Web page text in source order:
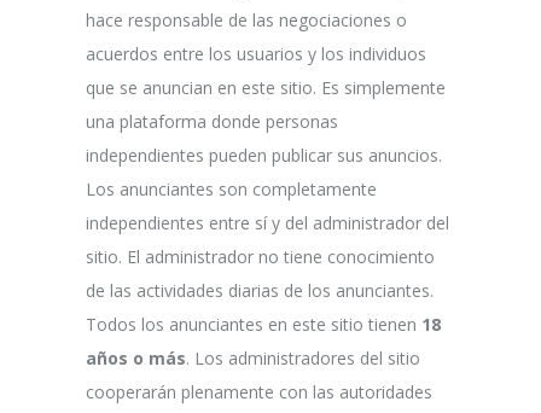
hace responsable de las negociaciones o
acuerdos entre los usuarios y los individuos
que se anuncian en este sitio. Es simplemente
una plataforma donde personas
independientes pueden publicar sus anuncios.
Los anunciantes son completamente
independientes entre sí y del administrador del
sitio. El administrador no tiene conocimiento
de las actividades diarias de los anunciantes.
Todos los anunciantes en este sitio tienen 18
años o más. Los administradores del sitio
cooperarán plenamente con las autoridades